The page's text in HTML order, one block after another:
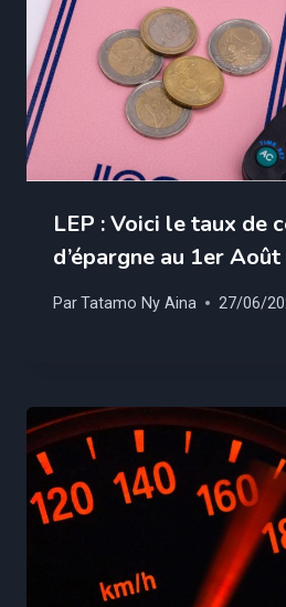
LEP : Voici le taux de
d’épargne au 1er
ParTatamo Ny Aina 27/06/